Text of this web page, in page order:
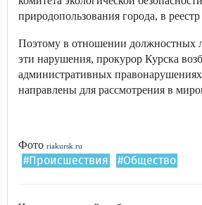
природопользования города, в
Поэтому в отношении должностных
эти нарушения, прокурор Курска
административных
направлены для рассмотрения в
Фото riakursk.ru
#Происшествия #Общество